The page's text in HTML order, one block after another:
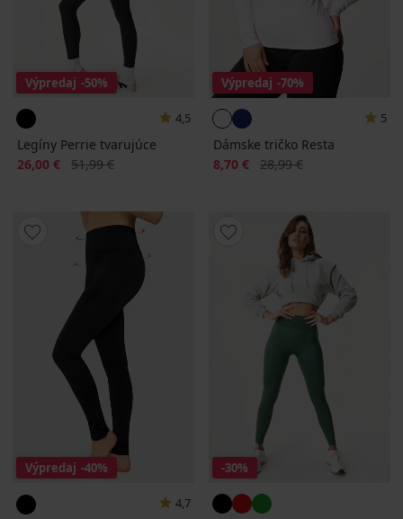
Výpredaj -50%
4,5
Legíny Perrie tvarujúce
Zľava
26,00 € Pôvodná cena
51,99 €
Výpredaj -70%
5
Dámske tričko Resta
Zľava
8,70 € Pôvodná cena
28,99 €
Výpredaj -40%
4,7
-30%